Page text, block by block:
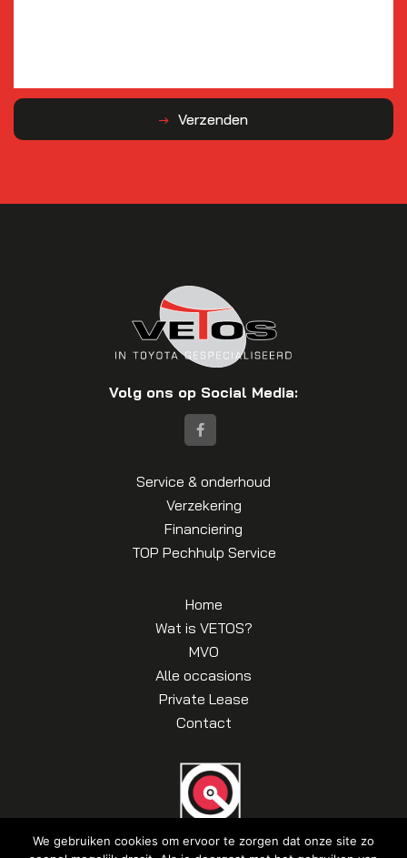
Verzenden
Volg ons op Social Media:
Service & onderhoud
Verzekering
Financiering
TOP Pechhulp Service
Home
Wat is VETOS?
MVO
Alle occasions
Private Lease
Contact
We gebruiken cookies om ervoor te zorgen dat onze site zo